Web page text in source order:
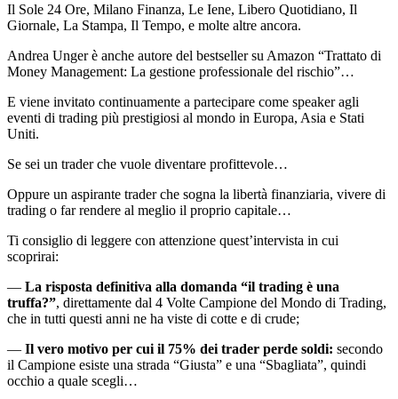
Il Sole 24 Ore, Milano Finanza, Le Iene, Libero Quotidiano, Il
Giornale, La Stampa, Il Tempo, e molte altre ancora.
Andrea Unger è anche autore del bestseller su Amazon “Trattato di
Money Management: La gestione professionale del rischio”…
E viene invitato continuamente a partecipare come speaker agli
eventi di trading più prestigiosi al mondo in Europa, Asia e Stati
Uniti.
Se sei un trader che vuole diventare profittevole…
Oppure un aspirante trader che sogna la libertà finanziaria, vivere di
trading o far rendere al meglio il proprio capitale…
Ti consiglio di leggere con attenzione quest’intervista in cui
scoprirai:
— La risposta definitiva alla domanda “il trading è una
truffa?”, direttamente dal 4 Volte Campione del Mondo di Trading,
che in tutti questi anni ne ha viste di cotte e di crude;
— Il vero motivo per cui il 75% dei trader perde soldi: secondo
il Campione esiste una strada “Giusta” e una “Sbagliata”, quindi
occhio a quale scegli…